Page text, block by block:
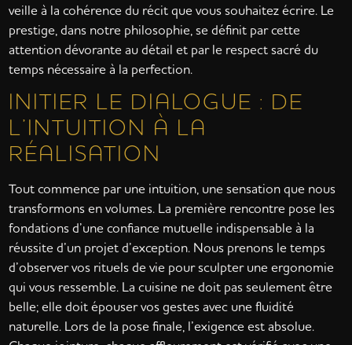
veille à la cohérence du récit que vous souhaitez écrire. Le
prestige, dans notre philosophie, se définit par cette
attention dévorante au détail et par le respect sacré du
temps nécessaire à la perfection.
INITIER LE DIALOGUE : DE
L’INTUITION À LA
RÉALISATION
Tout commence par une intuition, une sensation que nous
transformons en volumes. La première rencontre pose les
fondations d’une confiance mutuelle indispensable à la
réussite d’un projet d’exception. Nous prenons le temps
d’observer vos rituels de vie pour sculpter une ergonomie
qui vous ressemble. La cuisine ne doit pas seulement être
belle; elle doit épouser vos gestes avec une fluidité
naturelle. Lors de la pose finale, l’exigence est absolue.